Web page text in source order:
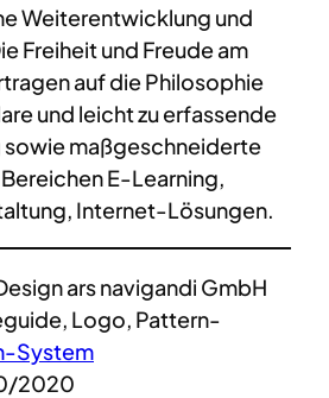
Weiterentwicklung und
Freiheit und Freude am
auf die Philosophie
und leicht zu erfassende
sowie maßgeschneiderte
E-Learning,
Internet-Lösungen.
ars navigandi GmbH
Logo, Pattern-
System
2020